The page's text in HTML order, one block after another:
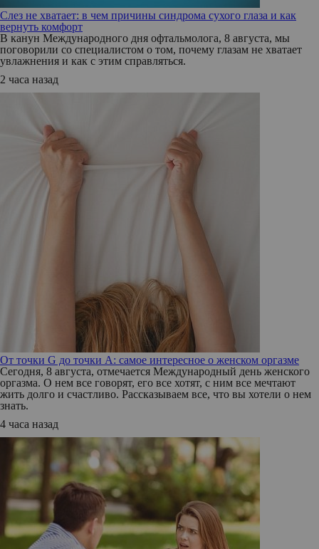
Слез не хватает: в чем причины синдрома сухого глаза и как
вернуть комфорт
В канун Международного дня офтальмолога, 8 августа, мы
поговорили со специалистом о том, почему глазам не хватает
увлажнения и как с этим справляться.
2 часа назад
От точки G до точки A: самое интересное о женском оргазме
Сегодня, 8 августа, отмечается Международный день женского
оргазма. О нем все говорят, его все хотят, с ним все мечтают
жить долго и счастливо. Рассказываем все, что вы хотели о нем
знать.
4 часа назад